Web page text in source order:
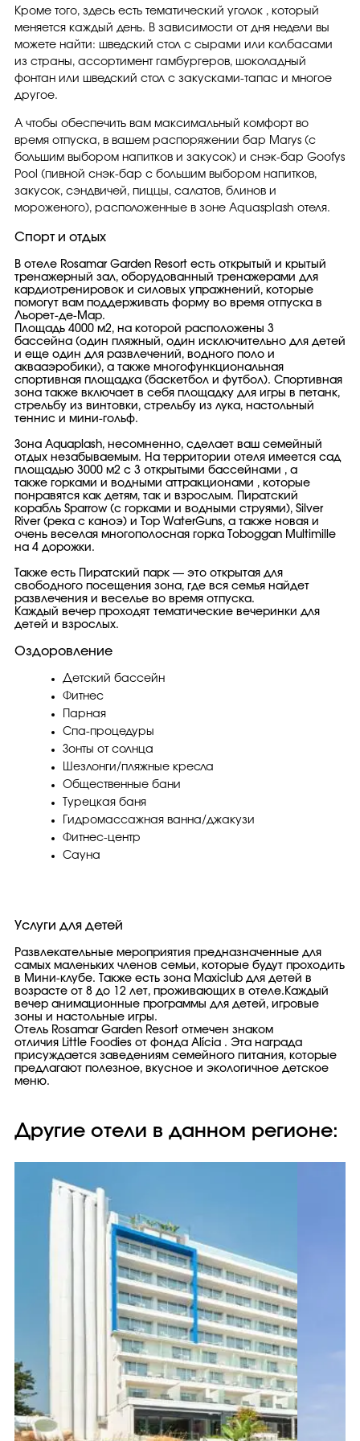
Кроме того, здесь есть тематический уголок , который
меняется каждый день. В зависимости от дня недели вы
можете найти: шведский стол с сырами или колбасами
из страны, ассортимент гамбургеров, шоколадный
фонтан или шведский стол с закусками-тапас и многое
другое.
А чтобы обеспечить вам максимальный комфорт во
время отпуска, в вашем распоряжении бар Marys (с
большим выбором напитков и закусок) и снэк-бар Goofys
Pool (пивной снэк-бар с большим выбором напитков,
закусок, сэндвичей, пиццы, салатов, блинов и
мороженого), расположенные в зоне Aquasplash отеля.
Спорт и отдых
В отеле Rosamar Garden Resort есть открытый и крытый
тренажерный зал, оборудованный тренажерами для
кардиотренировок и силовых упражнений, которые
помогут вам поддерживать форму во время отпуска в
Льорет-де-Мар.
Площадь 4000 м2, на которой расположены 3
бассейна (один пляжный, один исключительно для детей
и еще один для развлечений, водного поло и
аквааэробики), а также многофункциональная
спортивная площадка (баскетбол и футбол). Спортивная
зона также включает в себя площадку для игры в петанк,
стрельбу из винтовки, стрельбу из лука, настольный
теннис и мини-гольф.
Зона Aquaplash, несомненно, сделает ваш семейный
отдых незабываемым. На территории отеля имеется сад
площадью 3000 м2 с 3 открытыми бассейнами , а
также горками и водными аттракционами , которые
понравятся как детям, так и взрослым. Пиратский
корабль Sparrow (с горками и водными струями), Silver
River (река с каноэ) и Top WaterGuns, а также новая и
очень веселая многополосная горка Toboggan Multimille
на 4 дорожки.
Также есть Пиратский парк — это открытая для
свободного посещения зона, где вся семья найдет
развлечения и веселье во время отпуска.
Каждый вечер проходят тематические вечеринки для
детей и взрослых.
Оздоровление
Детский бассейн
Фитнес
Парная
Спа-процедуры
Зонты от солнца
Шезлонги/пляжные кресла
Общественные бани
Турецкая баня
Гидромассажная ванна/джакузи
Фитнес-центр
Сауна
Услуги для детей
Развлекательные мероприятия предназначенные для
самых маленьких членов семьи, которые будут проходить
в Мини-клубе. Также есть зона Maxiclub для детей в
возрасте от 8 до 12 лет, проживающих в отеле.Каждый
вечер анимационные программы для детей, игровые
зоны и настольные игры.
Отель Rosamar Garden Resort отмечен знаком
отличия Little Foodies от фонда Alícia . Эта награда
присуждается заведениям семейного питания, которые
предлагают полезное, вкусное и экологичное детское
меню.
Другие отели в данном регионе: